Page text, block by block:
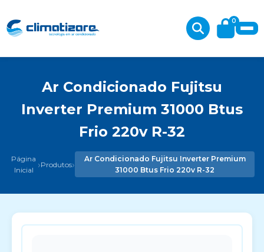
0
Ar Condicionado Fujitsu
Inverter Premium 31000 Btus
Frio 220v R-32
Página
Inicial ›Produtos›
Ar Condicionado Fujitsu Inverter Premium
31000 Btus Frio 220v R-32